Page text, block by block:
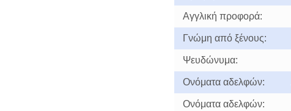
Αγγλική προφορά:
Γνώμη από ξένους:
Ψευδώνυμα:
Ονόματα αδελφών:
Ονόματα αδελφών: